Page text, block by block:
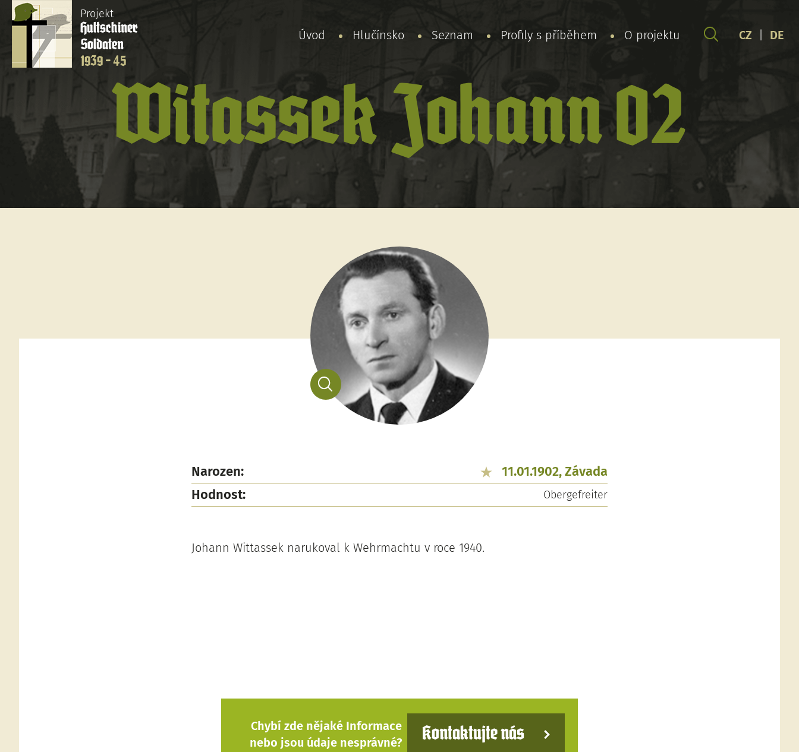
Projekt
Hultschiner
Soldaten
1939 - 45
Úvod Hlučínsko Seznam Profily s příběhem O projektu CZ DE
Witassek Johann 02
Narozen:
11.01.1902, Závada
Hodnost:
Obergefreiter
Johann Wittassek narukoval k Wehrmachtu v roce 1940.
Chybí zde nějaké Informace
nebo jsou údaje nesprávné?
Kontaktujte nás